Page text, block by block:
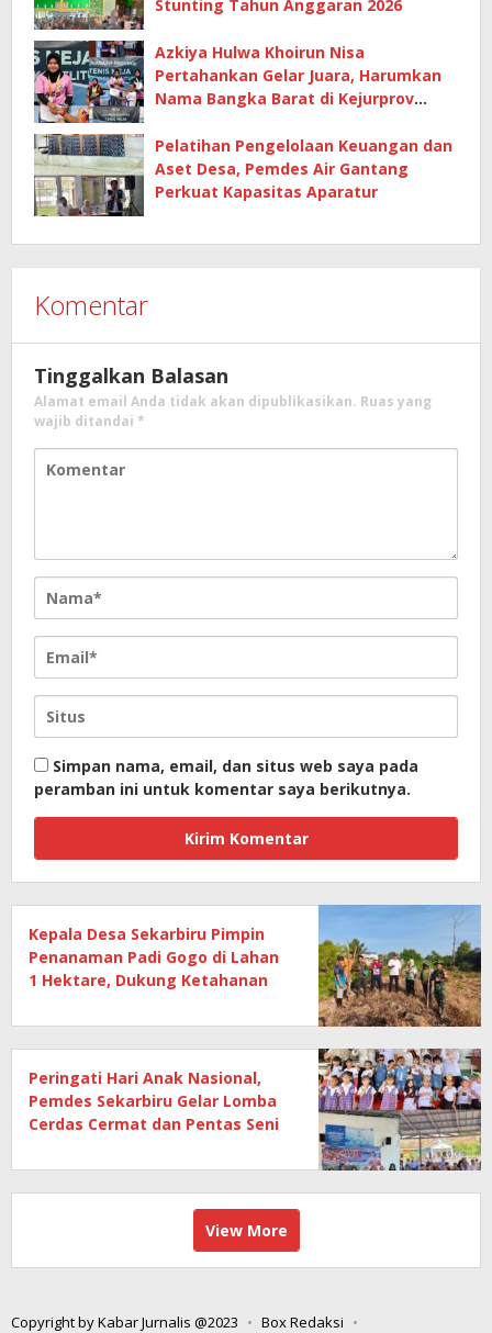
Stunting Tahun Anggaran 2026
Azkiya Hulwa Khoirun Nisa
Pertahankan Gelar Juara, Harumkan
Nama Bangka Barat di Kejurprov
Pelatihan Pengelolaan Keuangan dan
Aset Desa, Pemdes Air Gantang
Perkuat Kapasitas Aparatur
Komentar
Tinggalkan Balasan
Alamat email Anda tidak akan dipublikasikan. Ruas yang
wajib ditandai *
Simpan nama, email, dan situs web saya pada
peramban ini untuk komentar saya berikutnya.
Kepala Desa Sekarbiru Pimpin
Penanaman Padi Gogo di Lahan
1 Hektare, Dukung Ketahanan
Peringati Hari Anak Nasional,
Pemdes Sekarbiru Gelar Lomba
Cerdas Cermat dan Pentas Seni
View More
Copyright by Kabar Jurnalis @2023
Box Redaksi